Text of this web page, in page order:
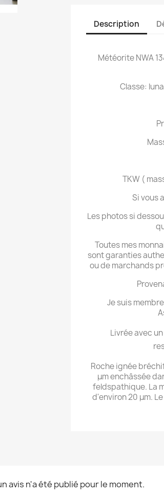
Description
Météorite NWA
Classe:
TKW (
Si vous
Les photos si
Toutes mes
sont garanties
ou de marchands
Je suis
Livrée avec
Roche ignée
μm enchâssée
feldspathique. La
d'environ 20 μm.
avis n'a été publié pour le moment.